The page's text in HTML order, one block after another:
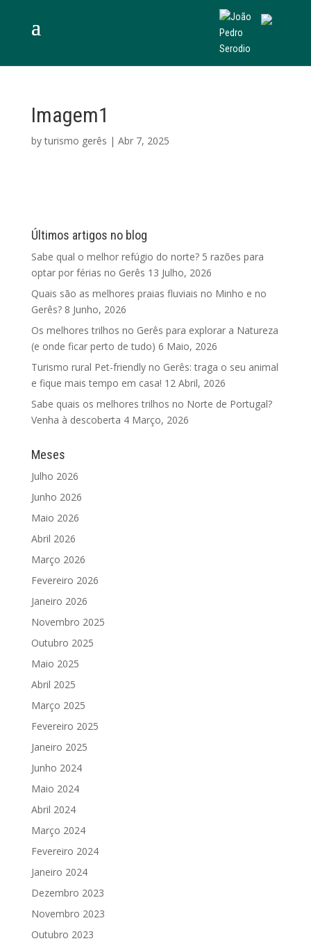
Imagem1
byturismo gerês | Abr 7, 2025
Últimos artigos no blog
Sabe qual o melhor refúgio do norte? 5 razões para
optar por férias no Gerês 13 Julho, 2026
Quais são as melhores praias fluviais no Minho e no
Gerês? 8 Junho, 2026
Os melhores trilhos no Gerês para explorar a Natureza
(e onde ficar perto de tudo) 6 Maio, 2026
Turismo rural Pet-friendly no Gerês: traga o seu animal
e fique mais tempo em casa! 12 Abril, 2026
Sabe quais os melhores trilhos no Norte de Portugal?
Venha à descoberta 4 Março, 2026
Meses
Julho 2026
Junho 2026
Maio 2026
Abril 2026
Março 2026
Fevereiro 2026
Janeiro 2026
Novembro 2025
Outubro 2025
Maio 2025
Abril 2025
Março 2025
Fevereiro 2025
Janeiro 2025
Junho 2024
Maio 2024
Abril 2024
Março 2024
Fevereiro 2024
Janeiro 2024
Dezembro 2023
Novembro 2023
Outubro 2023